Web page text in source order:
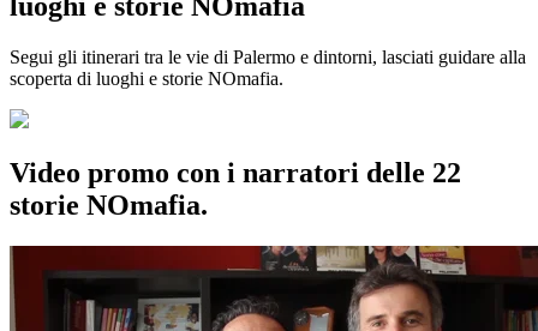
Segui gli itinerari tra le vie di Palermo e dintorni, lasciati guidare alla
scoperta di luoghi e storie NOmafia.
Video promo con i narratori delle 22
storie NOmafia.